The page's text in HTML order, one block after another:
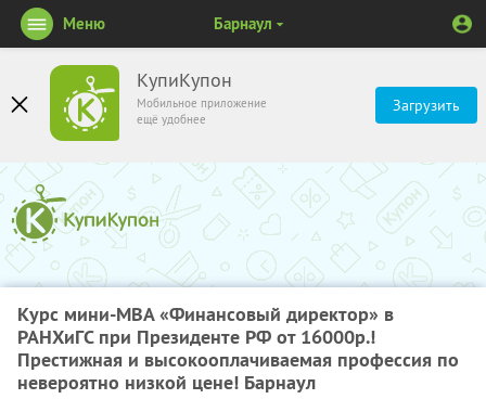
КупиКупон
Мобильное приложение
ещё удобнее
Загрузить
Меню Барнаул
Курс мини-МВА «Финансовый директор» в
РАНХиГС при Президенте РФ от 16000р.!
Престижная и высокооплачиваемая профессия по
невероятно низкой цене! Барнаул